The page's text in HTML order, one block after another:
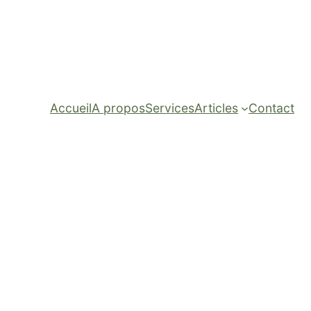
AccueilA proposServicesArticles Contact